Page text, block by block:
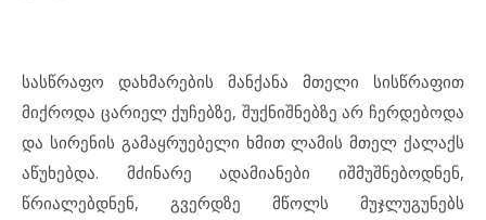
სასწრაფო დახმარების მანქანა მთელი სისწრაფით
მიქროდა ცარიელ ქუჩებზე, შუქნიშნებზე არ ჩერდებოდა
და სირენის გამაყრუებელი ხმით ლამის მთელ ქალაქს
აწუხებდა. მძინარე ადამიანები იშმუშნებოდნენ,
წრიალებდნენ, გვერდზე მწოლს მუჯლუგუნებს